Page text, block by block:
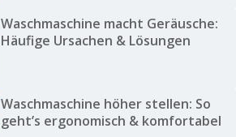
Waschmaschine macht Geräusche:
Häufige Ursachen & Lösungen
Waschmaschine höher stellen: So
geht’s ergonomisch & komfortabel